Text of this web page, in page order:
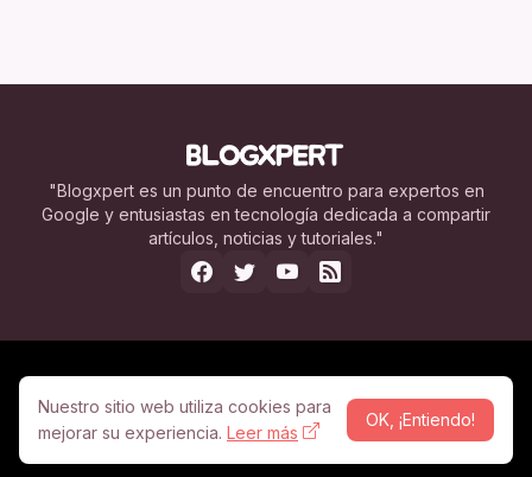
"Blogxpert es un punto de encuentro para expertos en
Google y entusiastas en tecnología dedicada a compartir
artículos, noticias y tutoriales."
© Copyright 2005 - 2026
Nuestro sitio web utiliza cookies para
mejorar su experiencia. Leer más
OK, ¡Entiendo!